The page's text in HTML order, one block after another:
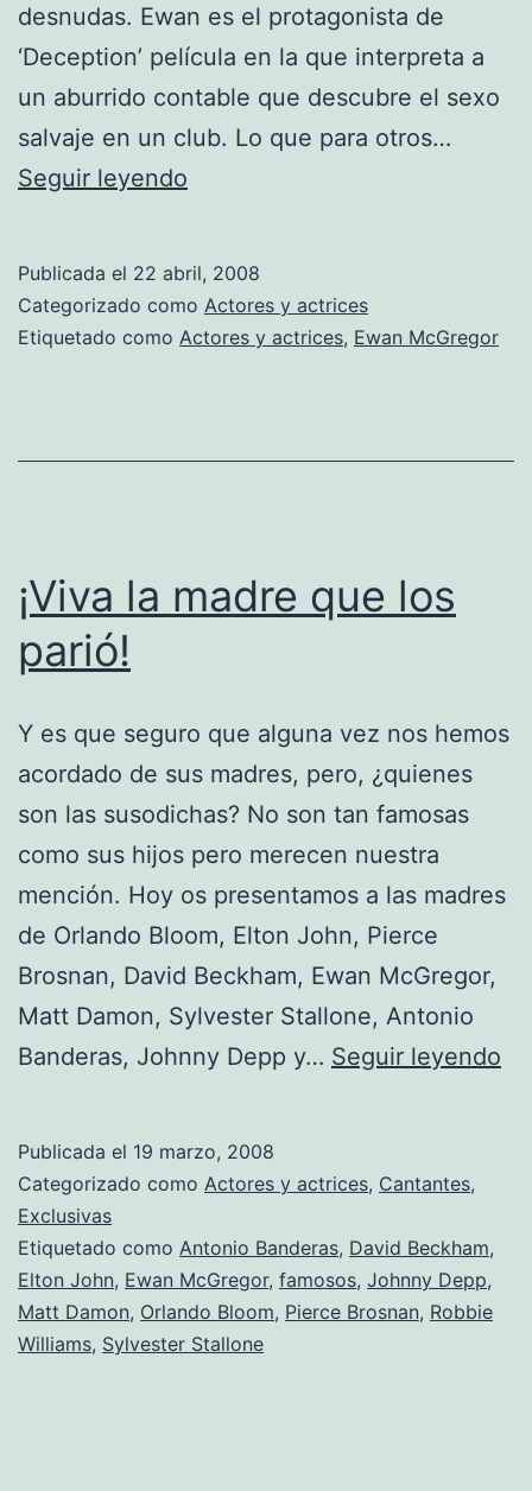
desnudas. Ewan es el protagonista de
‘Deception’ película en la que interpreta a
un aburrido contable que descubre el sexo
salvaje en un club. Lo que para otros…
Seguir leyendo
agotador
Publicada el 22 abril, 2008
Categorizado como Actores y actrices
Etiquetado como Actores y actrices, Ewan McGregor
¡Viva la madre que los
parió!
Y es que seguro que alguna vez nos hemos
acordado de sus madres, pero, ¿quienes
son las susodichas? No son tan famosas
como sus hijos pero merecen nuestra
mención. Hoy os presentamos a las madres
de Orlando Bloom, Elton John, Pierce
Brosnan, David Beckham, Ewan McGregor,
Matt Damon, Sylvester Stallone, Antonio
Banderas, Johnny Depp y… Seguir leyendo
Publicada el 19 marzo, 2008
Categorizado como Actores y actrices, Cantantes,
Exclusivas
Etiquetado como Antonio Banderas, David Beckham,
Elton John, Ewan McGregor, famosos, Johnny Depp,
Matt Damon, Orlando Bloom, Pierce Brosnan, Robbie
Williams, Sylvester Stallone